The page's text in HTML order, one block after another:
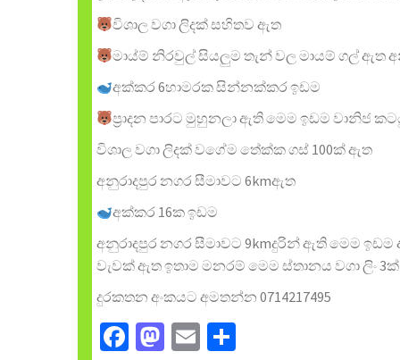
විශාල වගා ලිදක් සහිතව ඇත
මාය්ම් නිරවුල් සියලුම තැන් වල මායම් ගල් ඇත
අක්කර 6හාමරක සින්නක්කර ඉඩම
ප්‍රාදන පාරට මුහුනලා ඇති මෙම ඉඩම වානිජ
විශාල වගා ලිදක් වගේම තේක්ක ගස් 100ක් ඇත
අනුරාදපුර නගර සීමාවට 6kmඇත
අක්කර 16ක ඉඩම
අනුරාදපුර නගර සීමාවට 9kmදුරින් ඇති මෙම
වැවක් ඇත ඉතාම මනරම් මෙම ස්තානය වගා
දුරකතන අංකයට අමතන්න 0714217495
Facebook
Mastodon
Email